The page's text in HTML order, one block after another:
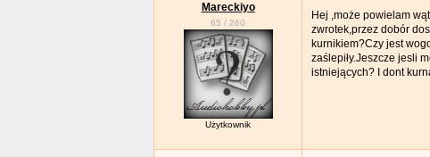
Mareckiyo
65 /260
Użytkownik
Hej ,może powielam
zwrotek,przez dobór
kurnikiem?Czy jest
zaślepiły.Jeszcze jesli
istniejących? I dont